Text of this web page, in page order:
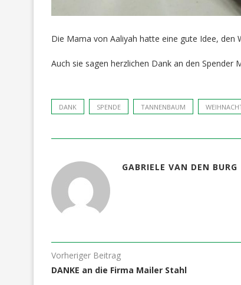
Die Mama von Aaliyah hatte eine gute Idee, den
Auch sie sagen herzlichen Dank an den Spender
DANK SPENDE TANNENBAUM
GABRIELE VAN DEN BURG
Vorheriger Beitrag
DANKE an die Firma Mailer Stahl